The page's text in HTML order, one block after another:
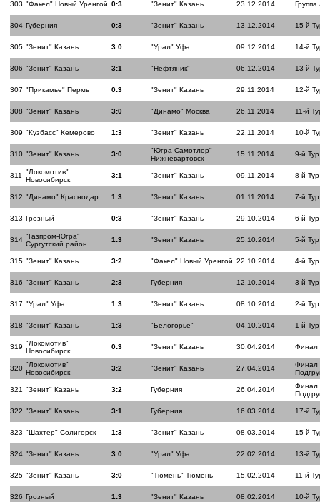
303 "Факел" Новый Уренгой 0:3 "Зенит" Казань 23.12.2014 Группа
304 Губерния 0:3 "Зенит" Казань 13.12.2014 15-й
305 "Зенит" Казань 3:0 "Урал" Уфа 09.12.2014 14-й
306 "Зенит" Казань 3:1 "Нефтяник" 06.12.2014 13-й
307 "Прикамье" Пермь 0:3 "Зенит" Казань 29.11.2014 12-й
308 "Зенит" Казань 3:0 "Динамо" Москва 26.11.2014 11-й
309 "Кузбасс" Кемерово 1:3 "Зенит" Казань 22.11.2014 10-й
310 "Зенит" Казань 3:0
"Югра-Самотлор"
Нижневартовск
15.11.2014 9-й Тур
311
"Локомотив"
Новосибирск
3:1 "Зенит" Казань 09.11.2014 8-й Тур
312 "Динамо" Краснодар 1:3 "Зенит" Казань 01.11.2014 7-й Тур
313 Грозный 0:3 "Зенит" Казань 29.10.2014 6-й Тур
314 "Газпром-Югра"
Сургутский район
1:3 "Зенит" Казань 25.10.2014 5-й Тур
315 "Зенит" Казань 3:2 "Факел" Новый Уренгой 22.10.2014 4-й Тур
316 "Зенит" Казань 2:3 Губерния 12.10.2014 3-й Тур
317 "Урал" Уфа 1:3 "Зенит" Казань 08.10.2014 2-й Тур
318 "Зенит" Казань 1:3 "Белогорье" 04.10.2014 1-й Тур
319 "Локомотив"
Новосибирск
0:3 "Зенит" Казань 30.04.2014 Финал
320 "Локомотив"
Новосибирск
3:2 "Зенит" Казань 27.04.2014
Финал
321 "Зенит" Казань 3:2 Губерния 26.04.2014
Финал
322 "Зенит" Казань 3:1 Губерния 16.03.2014 17-й
323 "Шахтер" Солигорск 1:3 "Зенит" Казань 08.03.2014 15-й
324 "Зенит" Казань 3:0 "Урал" Уфа 22.02.2014 13-й
325 "Зенит" Казань 3:0 "Тюмень" Тюмень 15.02.2014 11-й
326 Грозный 1:3 "Зенит" Казань 08.02.2014 10-й